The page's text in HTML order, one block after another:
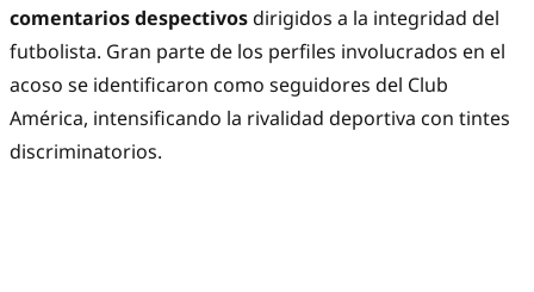
comentarios despectivosdirigidos a la integridad del
futbolista. Gran parte de los perfiles involucrados en el
acoso se identificaron como seguidores del Club
América, intensificando la rivalidad deportiva con tintes
discriminatorios.